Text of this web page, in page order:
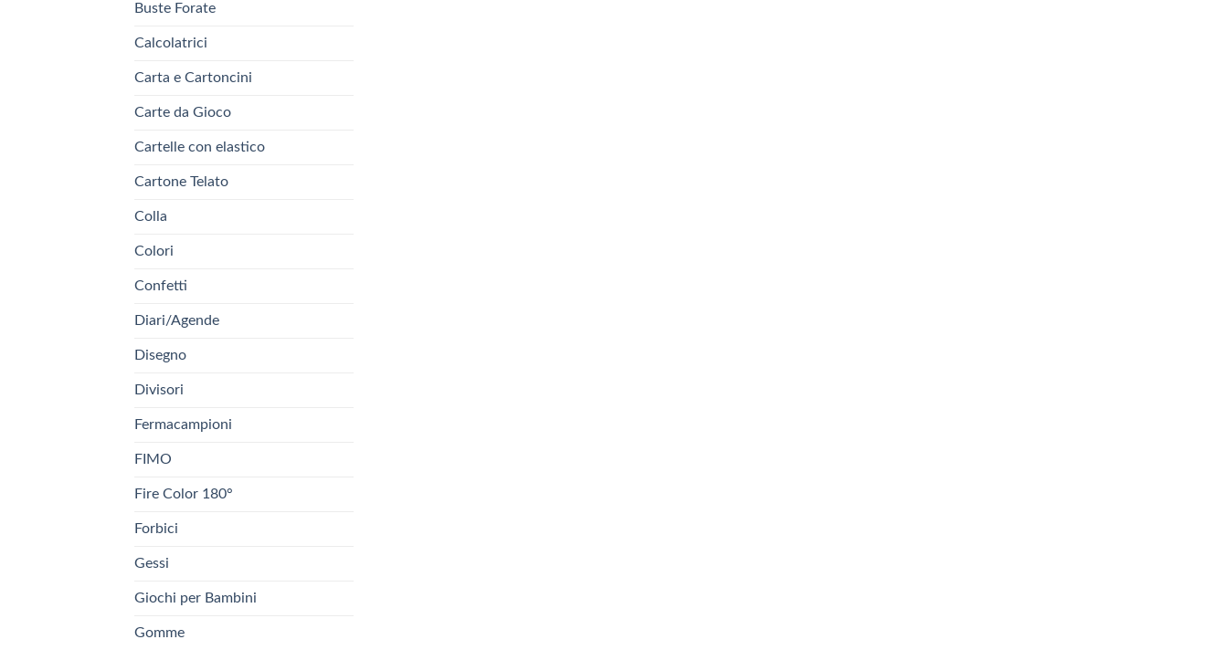
Buste Forate
Calcolatrici
Carta e Cartoncini
Carte da Gioco
Cartelle con elastico
Cartone Telato
Colla
Colori
Confetti
Diari/Agende
Disegno
Divisori
Fermacampioni
FIMO
Fire Color 180°
Forbici
Gessi
Giochi per Bambini
Gomme